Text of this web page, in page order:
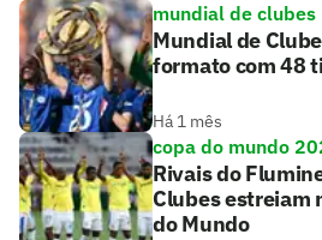
mundial de clubes
Mundial de
formato com 48
Há 1 mês
copa do mundo
Rivais do
Clubes estreiam
do Mundo